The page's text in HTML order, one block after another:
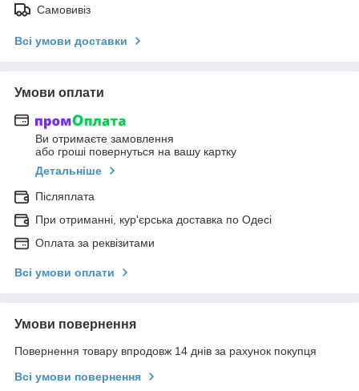
Самовивіз
Всі умови доставки
Умови оплати
Ви отримаєте замовлення
або гроші повернуться на вашу картку
Детальніше
Післяплата
При отриманні, кур'єрська доставка по Одесі
Оплата за реквізитами
Всі умови оплати
Умови повернення
Повернення товару впродовж 14 днів за рахунок покупця
Всі умови повернення